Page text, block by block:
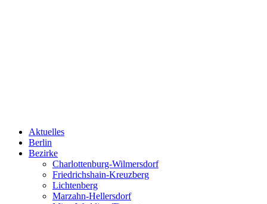
Aktuelles
Berlin
Bezirke
Charlottenburg-Wilmersdorf
Friedrichshain-Kreuzberg
Lichtenberg
Marzahn-Hellersdorf